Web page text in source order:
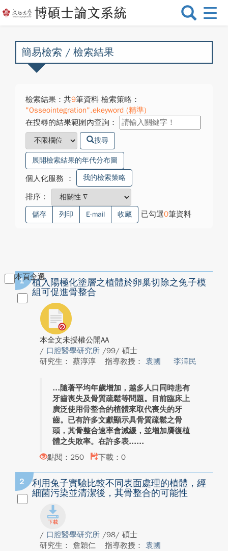
選
換
簡易檢索 / 檢索結果
檢索結果：共9筆資料 檢索策略：
"Osseointegration".ekeyword (精準)
在搜尋的結果範圍內查詢：
搜尋
展開檢索結果的年代分布圖
個人化服務 ： 我的檢索策略
排序：
儲存 列印 E-mail 收藏 已勾選0筆資料
本頁全選
1
植入陽極化塗層之植體於卵巢切除之兔子模
組可促進骨整合
本全文未授權公開AA
/ 口腔醫學研究所 /99/ 碩士
研究生： 蔡淳淳
指導教授： 袁國 李澤民
隨著平均年歲增加，越多人口同時患有
牙齒喪失及骨質疏鬆等問題。目前臨床上
廣泛使用骨整合的植體來取代喪失的牙
齒。已有許多文獻顯示具骨質疏鬆之骨
頭，其骨整合速率會減緩，並增加贗復植
體之失敗率。在許多表...
點閱：250
下載：0
2
利用兔子實驗比較不同表面處理的植體，經
細菌污染並清潔後，其骨整合的可能性
/ 口腔醫學研究所 /98/ 碩士
研究生： 詹穎仁
指導教授： 袁國